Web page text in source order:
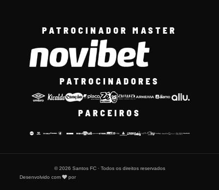
PATROCINADOR MASTER
PATROCINADORES
PARCEIROS
© 2026 Santos FC · Todos os direitos reservados
Desenvolvido com
por